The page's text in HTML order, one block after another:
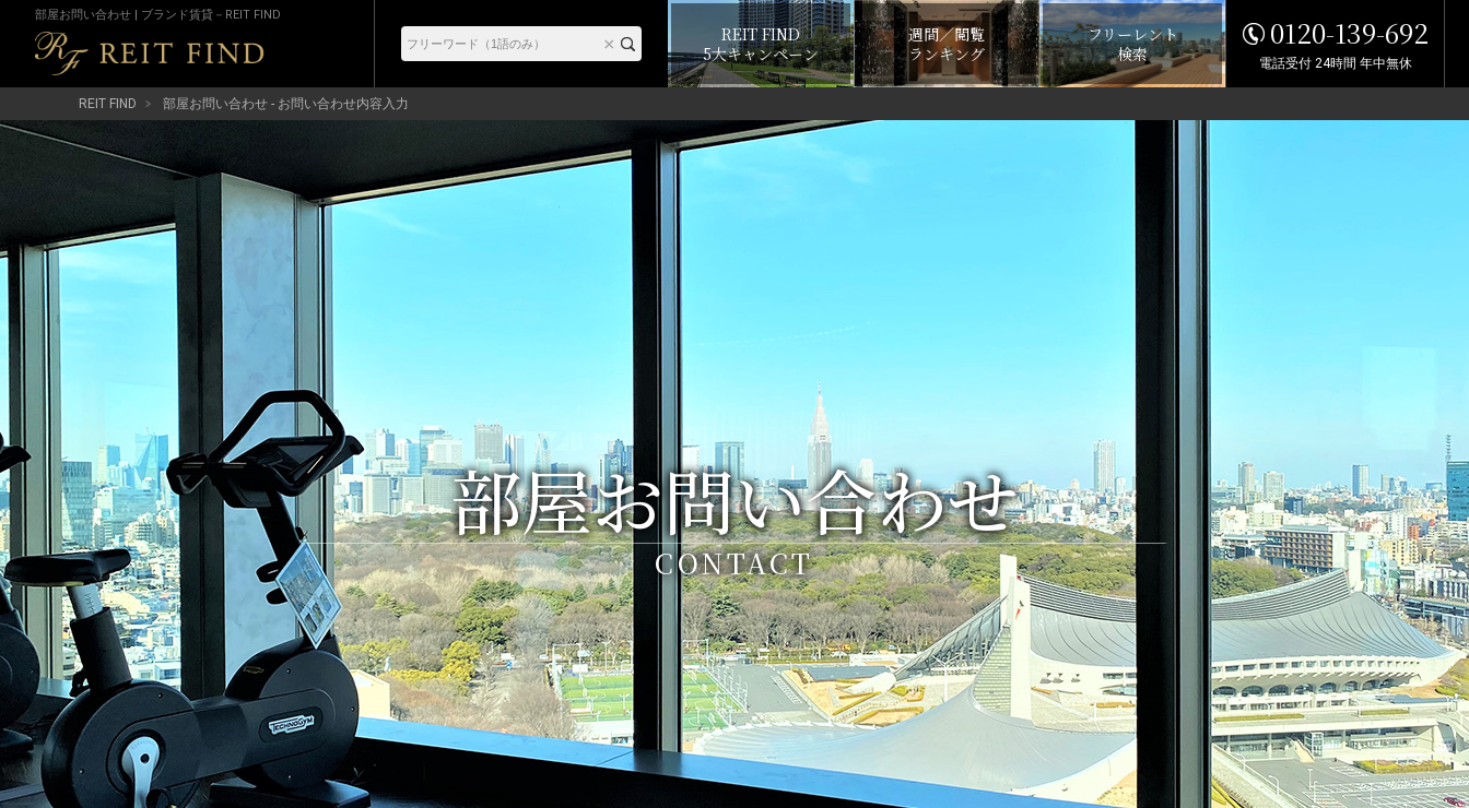
部屋お問い合わせ | ブランド賃貸－REIT FIND
REIT FIND
5大キャンペーン
週間／閲覧
ランキング
フリーレント
検索
0120-139-692
電話受付 24時間 年中無休
REIT FIND 部屋お問い合わせ - お問い合わせ内容入力
部屋お問い合わせ
CONTACT